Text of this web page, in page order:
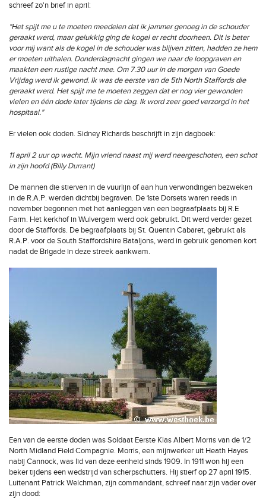
schreef zo'n brief in april:
"Het spijt me u te moeten meedelen dat ik jammer genoeg in de schouder
geraakt werd, maar gelukkig ging de kogel er recht doorheen. Dit is beter
voor mij want als de kogel in de schouder was blijven zitten, hadden ze hem
er moeten uithalen. Donderdagnacht gingen we naar de loopgraven en
maakten een rustige nacht mee. Om 7.30 uur in de morgen van Goede
Vrijdag werd ik gewond. Ik was de eerste van de 5th North Staffords die
geraakt werd. Het spijt me te moeten zeggen dat er nog vier gewonden
vielen en één dode later tijdens de dag. Ik word zeer goed verzorgd in het
hospitaal."
Er vielen ook doden. Sidney Richards beschrijft in zijn dagboek:
11 april 2 uur op wacht. Mijn vriend naast mij werd neergeschoten, een schot
in zijn hoofd (Billy Durrant)
De mannen die stierven in de vuurlijn of aan hun verwondingen bezweken
in de R.A.P. werden dichtbij begraven. De 1ste Dorsets waren reeds in
november begonnen met het aanleggen van een begraafplaats bij R.E
Farm. Het kerkhof in Wulvergem werd ook gebruikt. Dit werd verder gezet
door de Staffords. De begraafplaats bij St. Quentin Cabaret, gebruikt als
R.A.P. voor de South Staffordshire Bataljons, werd in gebruik genomen kort
nadat de Brigade in deze streek aankwam.
Een van de eerste doden was Soldaat Eerste Klas Albert Morris van de 1/2
North Midland Field Compagnie. Morris, een mijnwerker uit Heath Hayes
nabij Cannock, was lid van deze eenheid sinds 1909. In 1911 won hij een
beker tijdens een wedstrijd van scherpschutters. Hij stierf op 27 april 1915.
Luitenant Patrick Welchman, zijn commandant, schreef naar zijn vader over
zijn dood: